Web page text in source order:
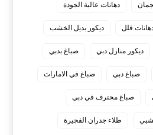
دهانات عالية الجودة
فلل ديكور بديل الخشب
ديكور منازل دبي صباغ بدبي
صباغ دبي صباغ في الامارات
صباغ محترف في دبي
طلاء جدران الفجيرة